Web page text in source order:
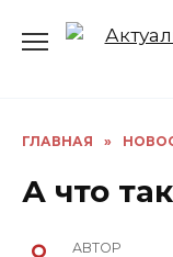
ГЛАВНАЯ »
А что
АВТОР